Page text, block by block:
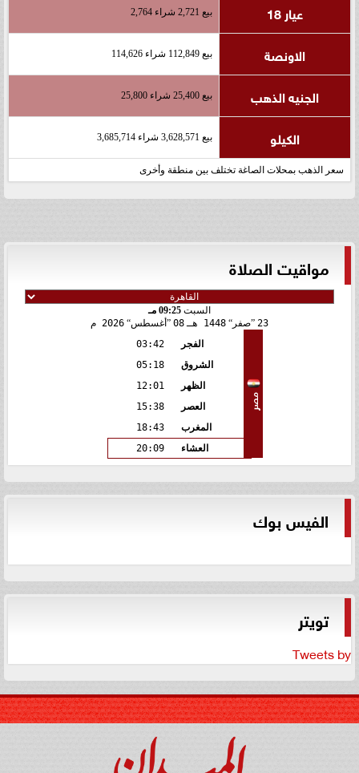
عيار 18 بيع 2,721 شراء 2,764
الاونصة بيع 112,849 شراء 114,626
الجنيه الذهب بيع 25,400 شراء 25,800
الكيلو بيع 3,628,571 شراء 3,685,714
سعر الذهب بمحلات الصاغة تختلف بين منطقة وأخرى
مواقيت الصلاة
السبت 09:25 مـ
23
صفر 1448 هـ 08 أغسطس 2026 م
مصر
الفجر
03:42
الشروق
05:18
الظهر
12:01
العصر
15:38
المغرب
18:43
العشاء
20:09
الفيس بوك
تويتر
Tweets by